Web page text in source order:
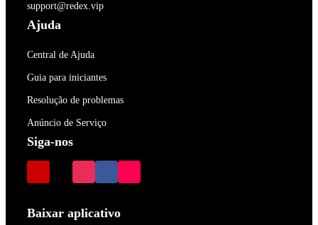
support@redex.vip
Ajuda
Central de Ajuda
Guia para iniciantes
Resolução de problemas
Anúncio de Serviço
Siga-nos
Baixar aplicativo